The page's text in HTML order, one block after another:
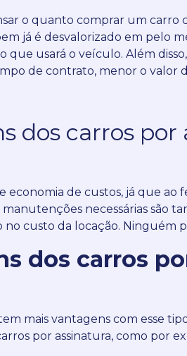
o quanto comprar um carro
já é desvalorizado em pelo
que usará o veículo. Além
de contrato, menor o valor
dos carros por
economia de custos, já que ao
manutenções necessárias são
no custo da locação. Ninguém
dos carros
mais vantagens com esse
por assinatura, como por